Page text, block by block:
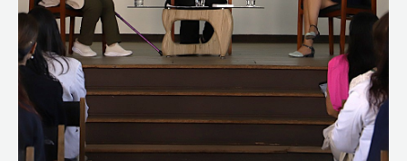
modo claro